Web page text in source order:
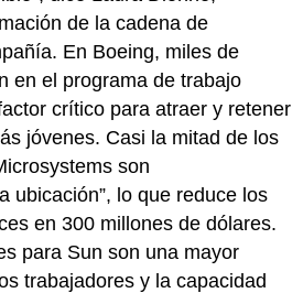
de la cadena de
En Boeing, miles de
en el programa de trabajo
crítico para atraer y retener
jóvenes. Casi la mitad de los
son
ubicación”, lo que reduce los
en 300 millones de dólares.
para Sun son una mayor
trabajadores y la capacidad